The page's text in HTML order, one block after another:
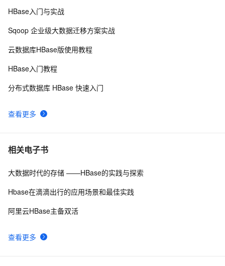
据
10基于Hive的天气情况大数据分析系统（通过hive进行大数
Django基于mysql的数据做可视化）
查看更多
HBase入门与实战
Sqoop 企业级大数据迁移方案实战
云数据库HBase版使用教程
HBase入门教程
分布式数据库 HBase 快速入门
相关电子书
查看更多
大数据时代的存储 ——HBase的实践与探索
Hbase在滴滴出行的应用场景和最佳实践
阿里云HBase主备双活